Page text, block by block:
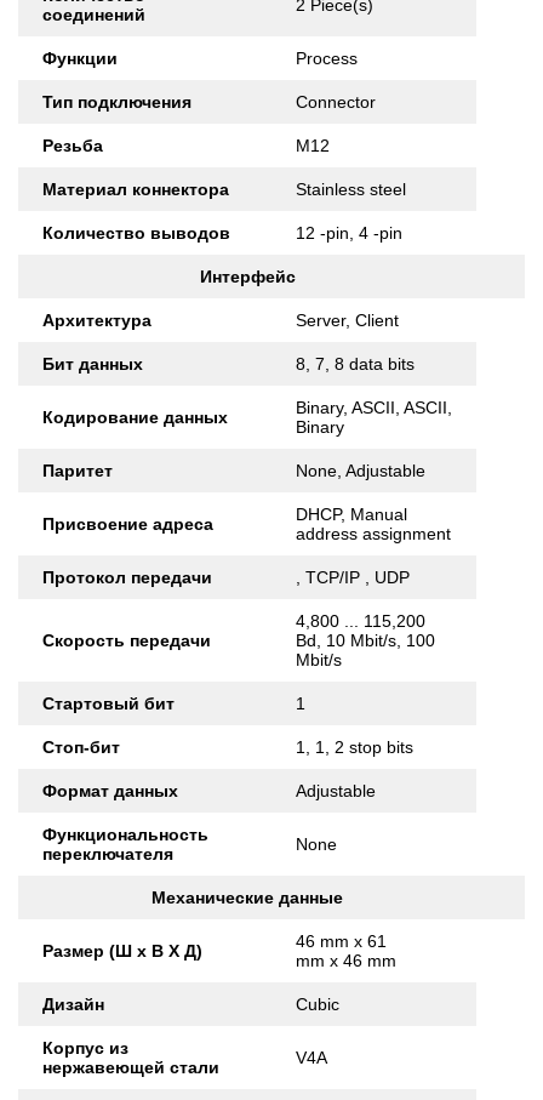
соединений
2 Piece(s)
Функции Process
Тип подключения Connector
Резьба M12
Материал коннектора Stainless steel
Количество выводов 12 -pin, 4 -pin
Интерфейс
Архитектура Server, Client
Бит данных 8, 7, 8 data bits
Кодирование данных
Binary, ASCII, ASCII,
Binary
Паритет None, Adjustable
Присвоение адреса
DHCP, Manual
address assignment
Протокол передачи , TCP/IP , UDP
Скорость передачи
4,800 ... 115,200
Bd, 10 Mbit/s, 100
Mbit/s
Стартовый бит 1
Стоп-бит 1, 1, 2 stop bits
Формат данных Adjustable
Функциональность
переключателя
None
Механические данные
Размер (Ш x В X Д)
46 mm x 61
mm x 46 mm
Дизайн Cubic
Корпус из
нержавеющей стали
V4A